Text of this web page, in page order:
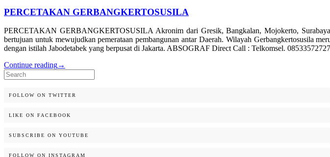
PERCETAKAN GERBANGKERTOSUSILA
PERCETAKAN GERBANGKERTOSUSILA Akronim dari Gresik, Bangkalan, Mojokerto,
bertujuan untuk mewujudkan pemerataan pembangunan antar Daerah. Wilayah Gerbangkertosusila
dengan istilah Jabodetabek yang berpusat di Jakarta. ABSOGRAF Direct Call : Telkomsel.
Continue reading→
Search
for:
FOLLOW ON TWITTER
LIKE ON FACEBOOK
SUBSCRIBE ON YOUTUBE
FOLLOW ON INSTAGRAM